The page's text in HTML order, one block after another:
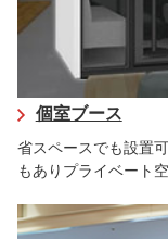
個室ブース
省スペースでも設置
もありプライベート